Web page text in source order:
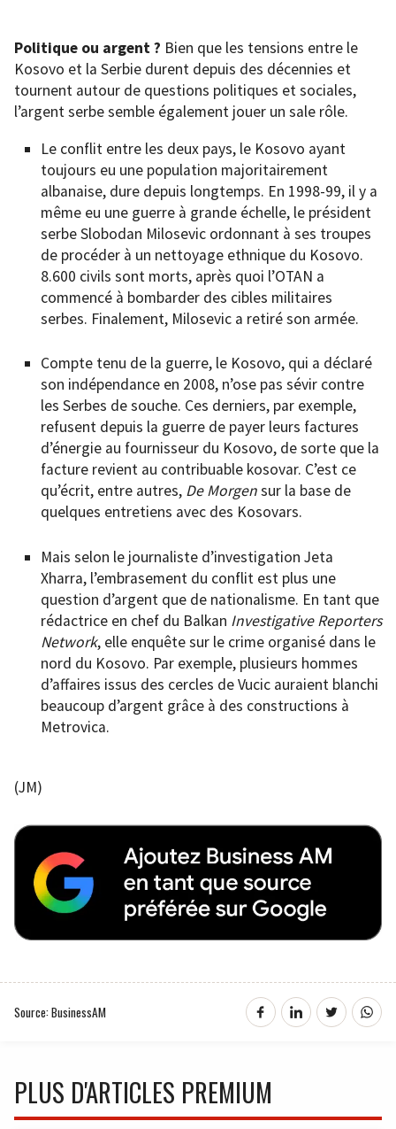
Politique ou argent ? Bien que les tensions entre le
Kosovo et la Serbie durent depuis des décennies et
tournent autour de questions politiques et sociales,
l’argent serbe semble également jouer un sale rôle.
Le conflit entre les deux pays, le Kosovo ayant
toujours eu une population majoritairement
albanaise, dure depuis longtemps. En 1998-99, il y a
même eu une guerre à grande échelle, le président
serbe Slobodan Milosevic ordonnant à ses troupes
de procéder à un nettoyage ethnique du Kosovo.
8.600 civils sont morts, après quoi l’OTAN a
commencé à bombarder des cibles militaires
serbes. Finalement, Milosevic a retiré son armée.
Compte tenu de la guerre, le Kosovo, qui a déclaré
son indépendance en 2008, n’ose pas sévir contre
les Serbes de souche. Ces derniers, par exemple,
refusent depuis la guerre de payer leurs factures
d’énergie au fournisseur du Kosovo, de sorte que la
facture revient au contribuable kosovar. C’est ce
qu’écrit, entre autres, De Morgensur la base de
quelques entretiens avec des Kosovars.
Mais selon le journaliste d’investigation Jeta
Xharra, l’embrasement du conflit est plus une
question d’argent que de nationalisme. En tant que
rédactrice en chef du Balkan Investigative Reporters
Network, elle enquête sur le crime organisé dans le
nord du Kosovo. Par exemple, plusieurs hommes
d’affaires issus des cercles de Vucic auraient blanchi
beaucoup d’argent grâce à des constructions à
Metrovica.
(JM)
Source: BusinessAM
PLUS D'ARTICLES PREMIUM